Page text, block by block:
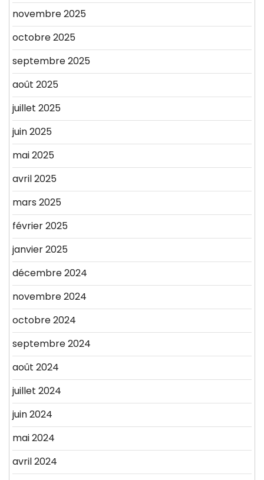
novembre 2025
octobre 2025
septembre 2025
août 2025
juillet 2025
juin 2025
mai 2025
avril 2025
mars 2025
février 2025
janvier 2025
décembre 2024
novembre 2024
octobre 2024
septembre 2024
août 2024
juillet 2024
juin 2024
mai 2024
avril 2024